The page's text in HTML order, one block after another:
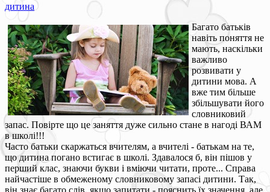
дитина
Багато батьків
навіть поняття не
мають, наскільки
важливо
розвивати у
дитини мова. А
вже тим більше
збільшувати його
словниковий
запас. Повірте що це заняття дуже сильно стане в нагоді ВАМ
в школі!!!
Часто батьки скаржаться вчителям, а вчителі - батькам на те,
що дитина погано встигає в школі. Здавалося б, він пішов у
перший клас, знаючи букви і вміючи читати, проте... Справа
найчастіше в обмеженому словниковому запасі дитини. Так,
він знає багато слів, якщо запитати - пояснить їх значення, але